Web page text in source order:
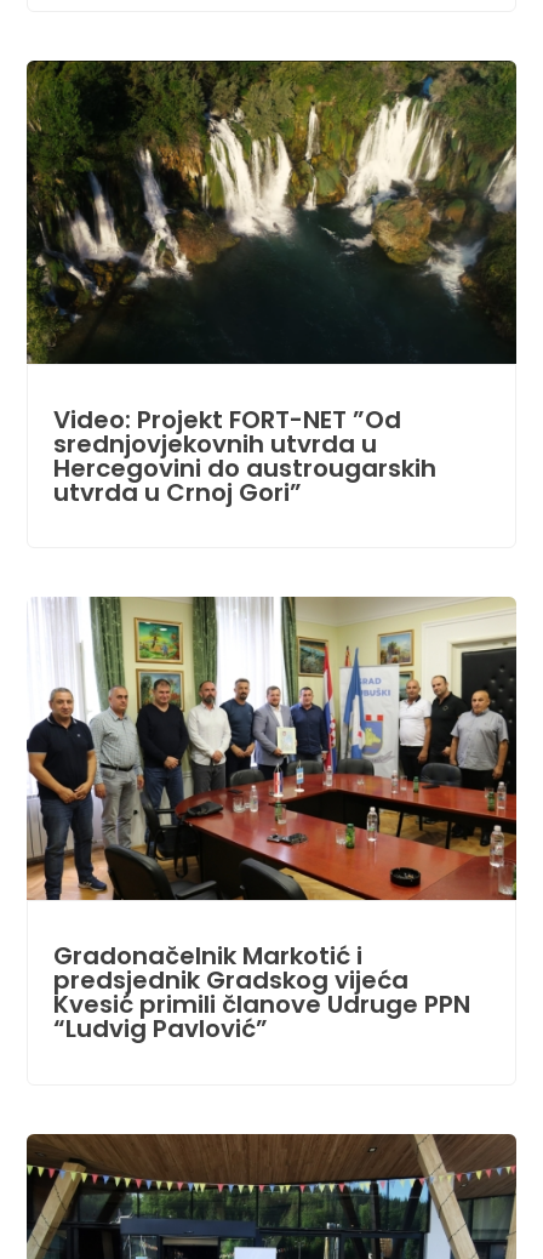
Video: Projekt FORT-NET ”Od
srednjovjekovnih utvrda u
Hercegovini do austrougarskih
utvrda u Crnoj Gori”
Gradonačelnik Markotić i
predsjednik Gradskog vijeća
Kvesić primili članove Udruge PPN
“Ludvig Pavlović”